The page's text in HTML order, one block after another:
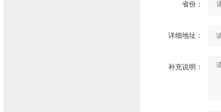
省份：
详细地址：
补充说明：